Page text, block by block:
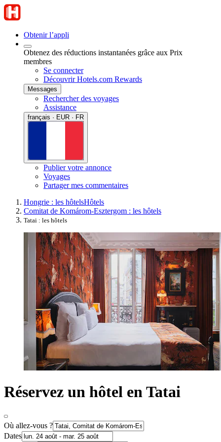
Obtenir l’appli
Obtenez des réductions instantanées grâce aux Prix
membres
Se connecter
Découvrir Hotels.com Rewards
Messages
Rechercher des voyages
Assistance
français · EUR · FR
Publier votre annonce
Voyages
Partager mes commentaires
Hongrie : les hôtelsHôtels
Comitat de Komárom-Esztergom : les hôtels
Tatai : les hôtels
Réservez un hôtel en Tatai
Où allez-vous ?
Dates